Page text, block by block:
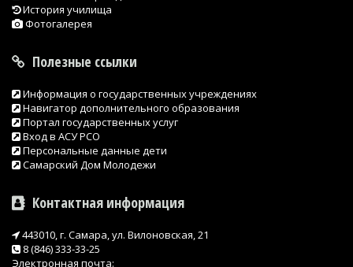
История училища
Фотогалерея
Полезные ссылки
Информация о государственных учреждениях
Навигатор дополнительного образования
Портал государственных услуг
Вход в АСУ РСО
Персональные данные дети
Самарский Дом Молодежи
Контактная информация
443010, г. Самара, ул. Вилоновская, 21
8 (846) 333-33-25
Электронная почта: